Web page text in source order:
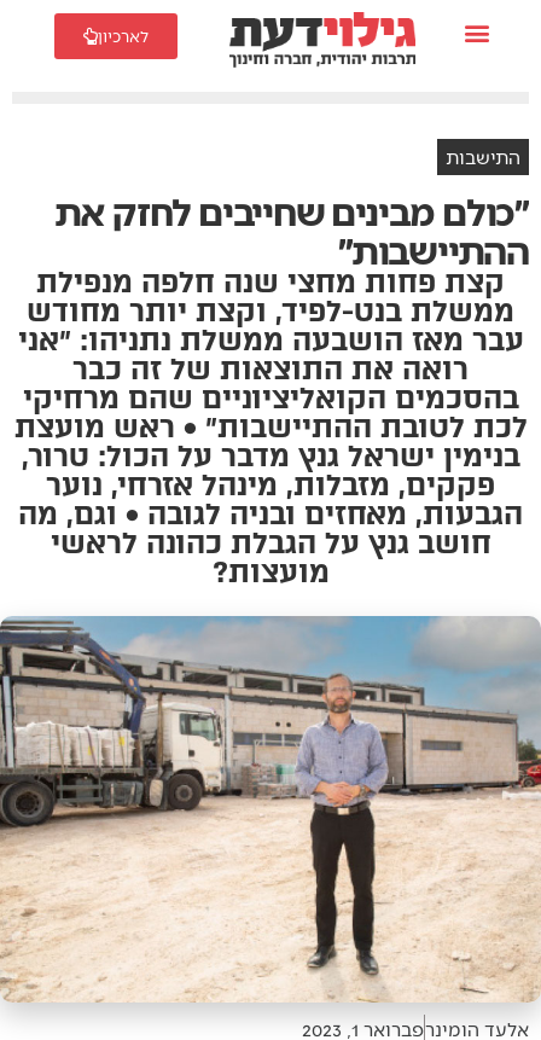
לארכיון
התישבות
״כולם מבינים שחייבים לחזק את
ההתיישבות״
קצת פחות מחצי שנה חלפה מנפילת
ממשלת בנט-לפיד, וקצת יותר מחודש
עבר מאז הושבעה ממשלת נתניהו: ״אני
רואה את התוצאות של זה כבר
בהסכמים הקואליציוניים שהם מרחיקי
לכת לטובת ההתיישבות״ • ראש מועצת
בנימין ישראל גנץ מדבר על הכול: טרור,
פקקים, מזבלות, מינהל אזרחי, נוער
הגבעות, מאחזים ובניה לגובה • וגם, מה
חושב גנץ על הגבלת כהונה לראשי
מועצות?
אלעד הומינרפברואר 1, 2023